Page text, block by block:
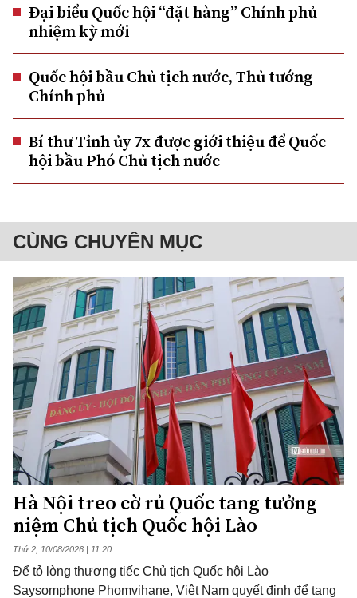
Đại biểu Quốc hội “đặt hàng” Chính phủ
nhiệm kỳ mới
Quốc hội bầu Chủ tịch nước, Thủ tướng
Chính phủ
Bí thư Tỉnh ủy 7x được giới thiệu để Quốc
hội bầu Phó Chủ tịch nước
CÙNG CHUYÊN MỤC
Hà Nội treo cờ rủ Quốc tang tưởng
niệm Chủ tịch Quốc hội Lào
Thứ 2, 10/08/2026 | 11:20
Để tỏ lòng thương tiếc Chủ tịch Quốc hội Lào
Saysomphone Phomvihane, Việt Nam quyết định để tang